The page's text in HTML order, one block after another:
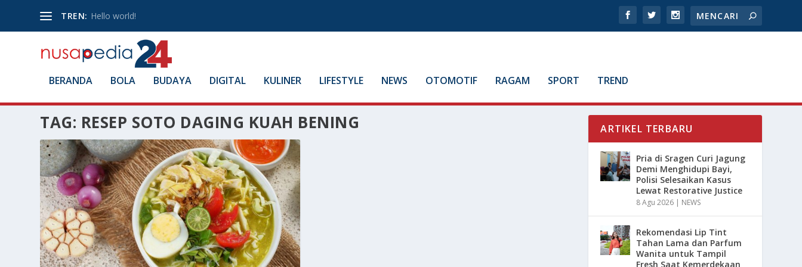
TREN: Hello world!
BERANDA BOLA BUDAYA DIGITAL KULINER LIFESTYLE NEWS OTOMOTIF RAGAM SPORT TREND
TAG: RESEP SOTO DAGING KUAH BENING ARTIKEL TERBARU
Pria di Sragen Curi Jagung
Demi Menghidupi Bayi,
Polisi Selesaikan Kasus
Lewat Restorative Justice
8 Agu 2026 | NEWS
Rekomendasi Lip Tint
Tahan Lama dan Parfum
Wanita untuk Tampil
Fresh Saat Kemerdekaan